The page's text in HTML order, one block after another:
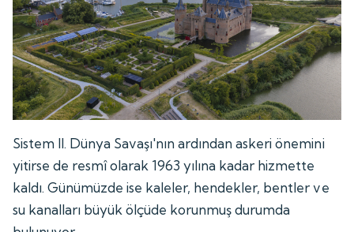
Sistem II. Dünya Savaşı'nın ardından askeri önemini
yitirse de resmî olarak 1963 yılına kadar hizmette
kaldı. Günümüzde ise kaleler, hendekler, bentler ve
su kanalları büyük ölçüde korunmuş durumda